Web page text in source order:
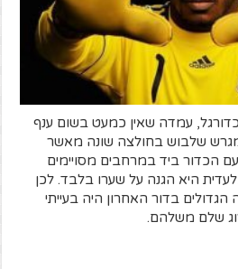
עמדה שאין כמעט בשום ענף
שלבוש בחולצה שונה מאשר
עם הכדור ביד במרחבים מסויימים
היא הגנה על שערו בלבד. לכן
בדור האחרון היה בעייתי
שלם משלהם.